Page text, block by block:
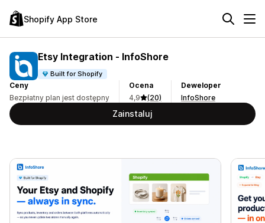
Shopify App Store
Etsy Integration ‑ InfoShore
Built for Shopify
Ceny
Bezpłatny plan jest dostępny
Ocena
4,9
(20)
Deweloper
InfoShore
Zainstaluj